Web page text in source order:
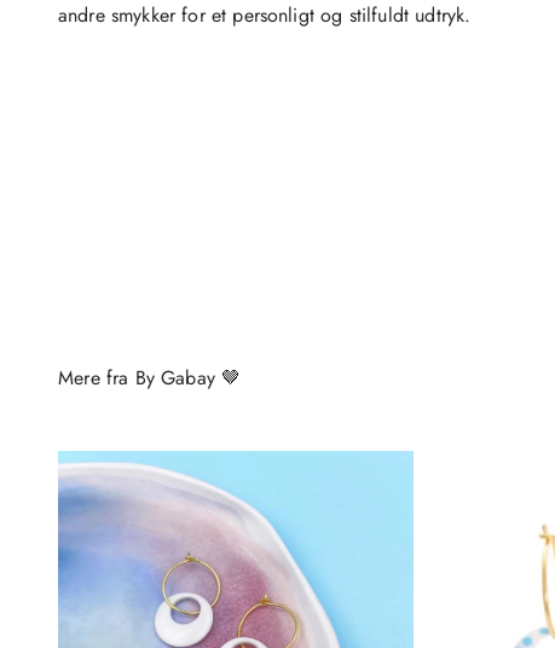
andre smykker for et personligt og stilfuldt udtryk.